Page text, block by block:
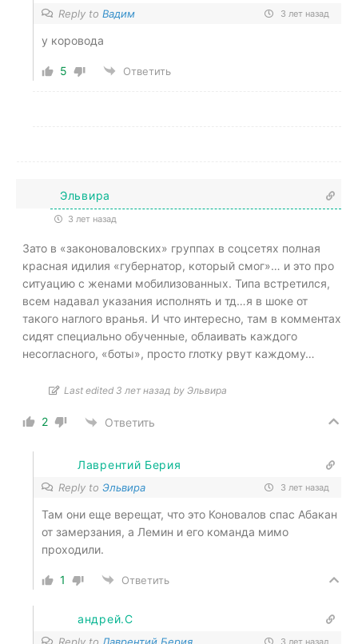
Reply to Вадим 3 лет назад
у коровода
5 Ответить
Эльвира
3 лет назад
Зато в «законоваловских» группах в соцсетях полная
красная идилия «губернатор, который смог»… и это про
ситуацию с женами мобилизованных. Типа встретился,
всем надавал указания исполнять и тд…я в шоке от
такого наглого вранья. И что интересно, там в комментах
сидят специально обученные, облаивать каждого
несогласного, «боты», просто глотку рвут каждому…
Last edited 3 лет назад by Эльвира
2 Ответить
Лаврентий Берия
Reply to Эльвира 3 лет назад
Там они еще верещат, что это Коновалов спас Абакан
от замерзания, а Лемин и его команда мимо
проходили.
1 Ответить
андрей.С